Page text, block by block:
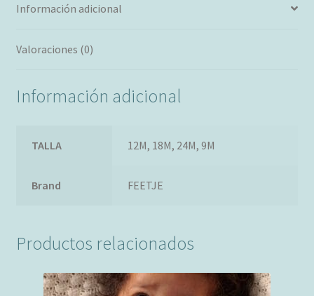
Información adicional
Valoraciones (0)
Información adicional
TALLA 12M, 18M, 24M,9M
Brand FEETJE
Productos relacionados